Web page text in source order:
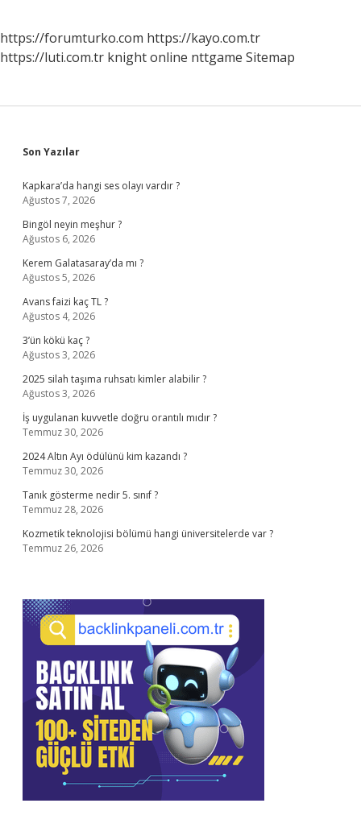
https://forumturko.com https://kayo.com.tr
https://luti.com.tr knight online nttgame Sitemap
Sidebar
Son Yazılar
Kapkara’da hangi ses olayı vardır ?
Ağustos 7, 2026
Bingöl neyin meşhur ?
Ağustos 6, 2026
Kerem Galatasaray’da mı ?
Ağustos 5, 2026
Avans faizi kaç TL ?
Ağustos 4, 2026
3’ün kökü kaç ?
Ağustos 3, 2026
2025 silah taşıma ruhsatı kimler alabilir ?
Ağustos 3, 2026
İş uygulanan kuvvetle doğru orantılı mıdır ?
Temmuz 30, 2026
2024 Altın Ayı ödülünü kim kazandı ?
Temmuz 30, 2026
Tanık gösterme nedir 5. sınıf ?
Temmuz 28, 2026
Kozmetik teknolojisi bölümü hangi üniversitelerde var ?
Temmuz 26, 2026